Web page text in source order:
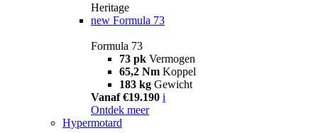
Heritage
new Formula 73
Formula 73
73 pk Vermogen
65,2 Nm Koppel
183 kg Gewicht
Vanaf €19.190 i
Ontdek meer
Hypermotard